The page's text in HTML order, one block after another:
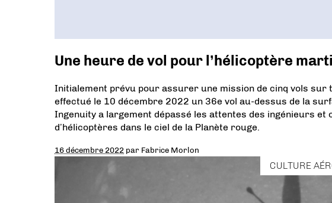
Une heure de vol pour l’hélicoptère
Initialement prévu pour assurer une mission de cinq vols sur
effectué le 10 décembre 2022 un 36e vol au-dessus de la
Ingenuity a largement dépassé les attentes des ingénieurs et
d’hélicoptères dans le ciel de la Planète rouge.
16 décembre 2022 par Fabrice Morlon
CULTURE